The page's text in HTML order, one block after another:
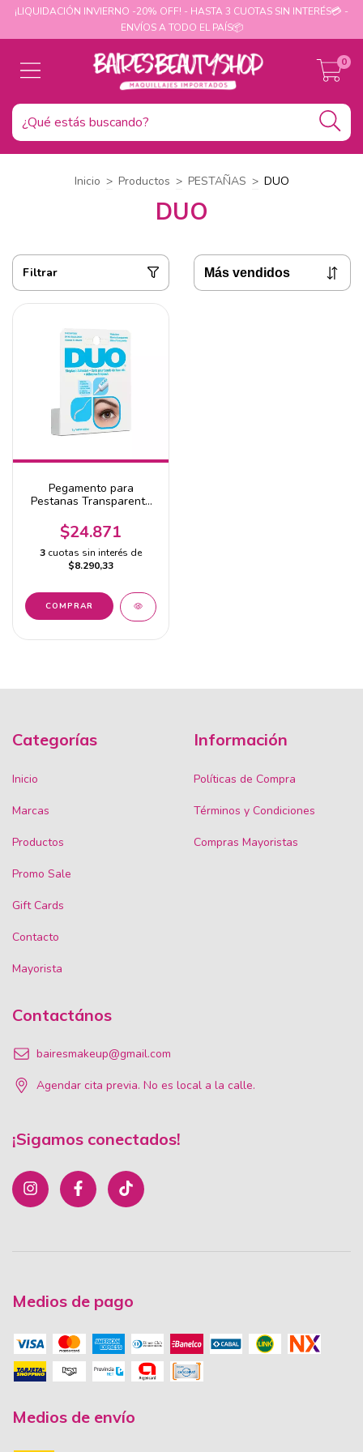
¡LIQUIDACIÓN INVIERNO -20% OFF! - HASTA 3 CUOTAS SIN INTERÉS💳 -
ENVÍOS A TODO EL PAÍS📦
0
Inicio > Productos > PESTAÑAS > DUO
DUO
Filtrar
Pegamento para
Pestanas Transparente
$24.871
3 cuotas sin interés de
$8.290,33
Categorías
Inicio
Marcas
Productos
Promo Sale
Gift Cards
Contacto
Mayorista
Información
Políticas de Compra
Términos y Condiciones
Compras Mayoristas
Contactános
bairesmakeup@gmail.com
Agendar cita previa. No es local a la calle.
¡Sigamos conectados!
Medios de pago
Medios de envío